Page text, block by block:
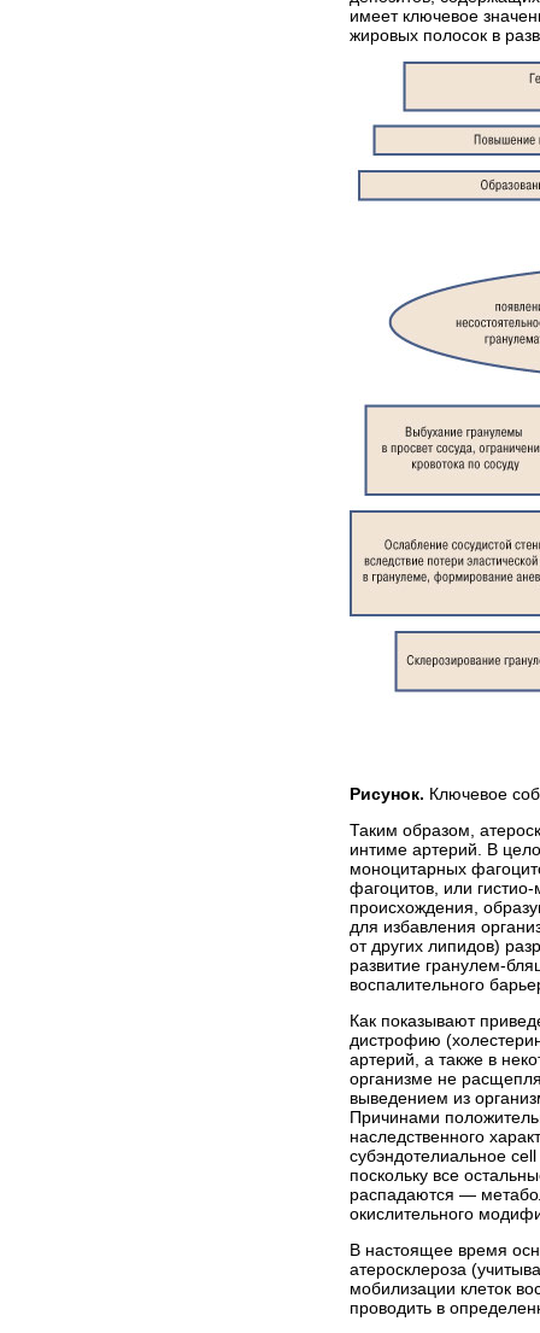
имеет ключевое
жировых полосок в
Рисунок. Ключевое
Таким образом,
интиме артерий. В
моноцитарных
фагоцитов, или
происхождения,
для избавления
от других липидов)
развитие гранулем-
воспалительного
Как показывают
дистрофию
артерий, а также в
организме не
выведением из
Причинами
наследственного
субэндотелиальное
поскольку все
распадаются —
окислительного
В настоящее время
атеросклероза
мобилизации клеток
проводить в